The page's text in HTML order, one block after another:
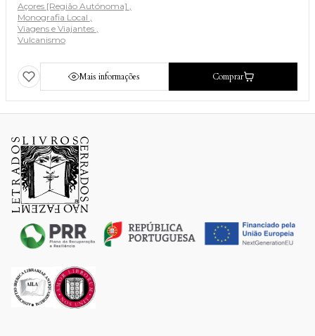
Açores [Região Autónoma]
Monografia Local
Viagens e Viajantes
Vulcanismo
Mais informações Comprar